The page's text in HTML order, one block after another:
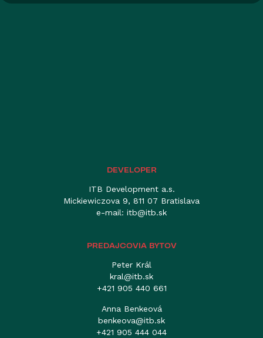
DEVELOPER
ITB Development a.s.
Mickiewiczova 9, 811 07 Bratislava
e-mail: itb@itb.sk
PREDAJCOVIA BYTOV
Peter Král
kral@itb.sk
+421 905 440 661
Anna Benkeová
benkeova@itb.sk
+421 905 444 044